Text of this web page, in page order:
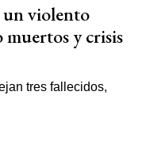
violento
y crisis